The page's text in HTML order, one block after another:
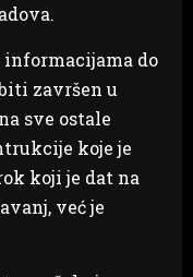
informacijama do
završen u
sve ostale
koje je
koji je dat na
već je